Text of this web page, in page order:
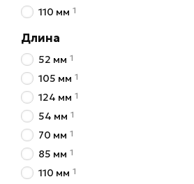
110 мм 1
Длина
52 мм 1
105 мм 1
124 мм 1
54 мм 1
70 мм 1
85 мм 1
110 мм 1